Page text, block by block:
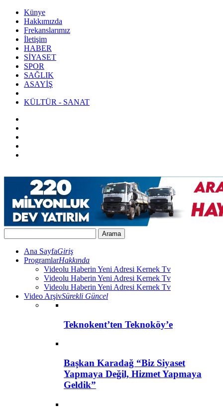
Künye
Hakkımızda
Frekanslarımız
İletişim
HABER
SİYASET
SPOR
SAĞLIK
ASAYİŞ
KÜLTÜR - SANAT
Ana SayfaGiriş
ProgramlarHakkında
Videolu Haberin Yeni Adresi Kernek Tv
Videolu Haberin Yeni Adresi Kernek Tv
Videolu Haberin Yeni Adresi Kernek Tv
Video ArşivSürekli Güncel
Teknokent’ten Teknoköy’e
Başkan Karadağ “Biz Siyaset
Yapmaya Değil, Hizmet Yapmaya
Geldik”